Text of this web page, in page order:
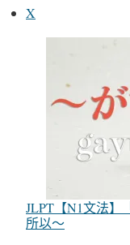
X
JLPT【N1文法】
所以～